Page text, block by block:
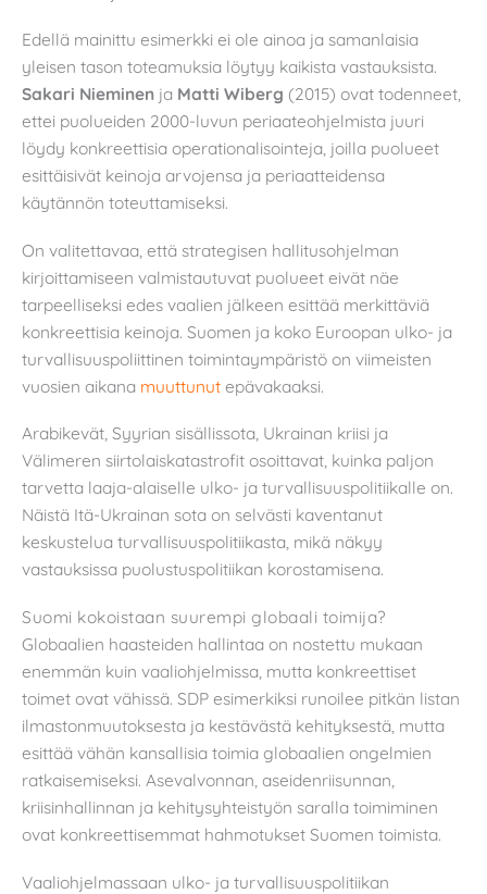
Edellä mainittu esimerkki ei ole ainoa ja samanlaisia
yleisen tason toteamuksia löytyy kaikista vastauksista.
Sakari Nieminen ja Matti Wiberg (2015) ovat todenneet,
ettei puolueiden 2000-luvun periaateohjelmista juuri
löydy konkreettisia operationalisointeja, joilla puolueet
esittäisivät keinoja arvojensa ja periaatteidensa
käytännön toteuttamiseksi.
On valitettavaa, että strategisen hallitusohjelman
kirjoittamiseen valmistautuvat puolueet eivät näe
tarpeelliseksi edes vaalien jälkeen esittää merkittäviä
konkreettisia keinoja. Suomen ja koko Euroopan ulko- ja
turvallisuuspoliittinen toimintaympäristö on viimeisten
vuosien aikana muuttunut epävakaaksi.
Arabikevät, Syyrian sisällissota, Ukrainan kriisi ja
Välimeren siirtolaiskatastrofit osoittavat, kuinka paljon
tarvetta laaja-alaiselle ulko- ja turvallisuuspolitiikalle on.
Näistä Itä-Ukrainan sota on selvästi kaventanut
keskustelua turvallisuuspolitiikasta, mikä näkyy
vastauksissa puolustuspolitiikan korostamisena.
Suomi kokoistaan suurempi globaali toimija?
Globaalien haasteiden hallintaa on nostettu mukaan
enemmän kuin vaaliohjelmissa, mutta konkreettiset
toimet ovat vähissä. SDP esimerkiksi runoilee pitkän listan
ilmastonmuutoksesta ja kestävästä kehityksestä, mutta
esittää vähän kansallisia toimia globaalien ongelmien
ratkaisemiseksi. Asevalvonnan, aseidenriisunnan,
kriisinhallinnan ja kehitysyhteistyön saralla toimiminen
ovat konkreettisemmat hahmotukset Suomen toimista.
Vaaliohjelmassaan ulko- ja turvallisuuspolitiikan